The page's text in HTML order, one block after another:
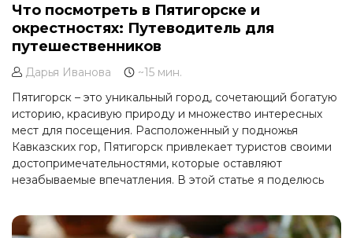
Что посмотреть в Пятигорске и
окрестностях: Путеводитель для
путешественников
Дарья Иванова
~15 мин.
Пятигорск – это уникальный город, сочетающий богатую
историю, красивую природу и множество интересных
мест для посещения. Расположенный у подножья
Кавказских гор, Пятигорск привлекает туристов своими
достопримечательностями, которые оставляют
незабываемые впечатления. В этой статье я поделюсь
стоит посмотреть в городе и его окрестностях.